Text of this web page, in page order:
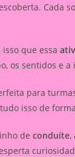
Cada
que essa
os sentidos e a
para
isso de
de conduíte,